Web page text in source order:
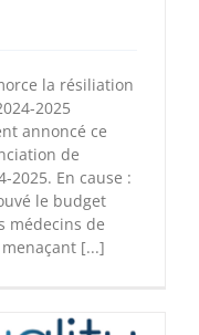
la résiliation
2025
annoncé ce
de
2025. En cause :
le budget
médecins de
[...]